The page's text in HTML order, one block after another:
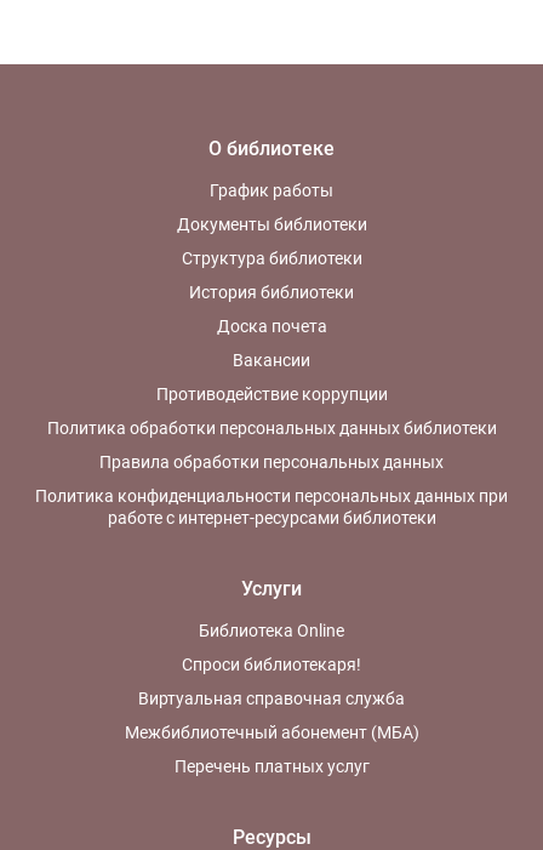
О библиотеке
График работы
Документы библиотеки
Структура библиотеки
История библиотеки
Доска почета
Вакансии
Противодействие коррупции
Политика обработки персональных данных библиотеки
Правила обработки персональных данных
Политика конфиденциальности персональных данных при
работе с интернет-ресурсами библиотеки
Услуги
Библиотека Online
Спроси библиотекаря!
Виртуальная справочная служба
Межбиблиотечный абонемент (МБА)
Перечень платных услуг
Ресурсы